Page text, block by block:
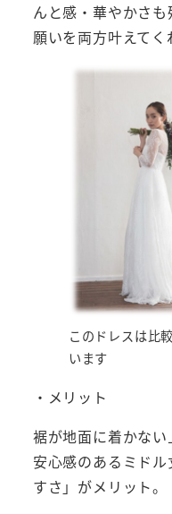
んと感・華やかさ
願いを両方叶えてく
このドレスは比
います
・メリット
裾が地面に着かな
安心感のあるミド
すさ」がメリット。